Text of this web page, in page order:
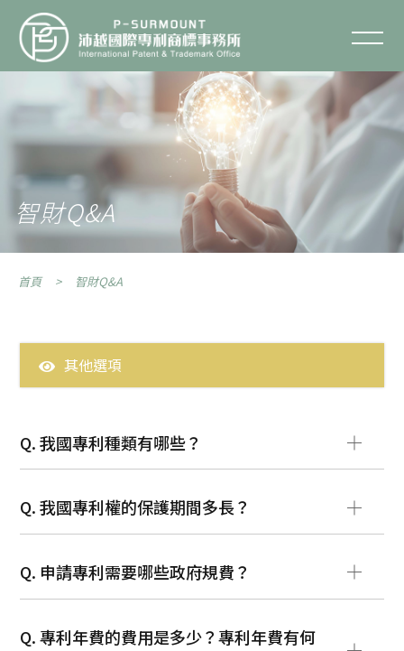
智財Q&A
關於沛越
服務項目
服務流程
智財專欄
智財Q&A
聯絡我們
智財Q&A
首頁 智財Q&A
其他選項
專利
Q. 我國專利種類有哪些？
Q. 我國專利權的保護期間多長？
Q. 申請專利需要哪些政府規費？
Q. 專利年費的費用是多少？專利年費有何